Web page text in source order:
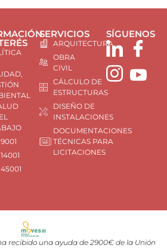
SERVICIOS
ARQUITECTURA
OBRA
CIVIL
CÁLCULO DE
ESTRUCTURAS
DISEÑO DE
INSTALACIONES
DOCUMENTACIONES
TÉCNICAS PARA
LICITACIONES
SÍGUENOS
ha recibido una ayuda de 2900€ de la Unión